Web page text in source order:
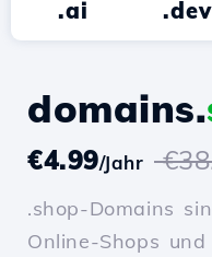
.ai .dev
domains.
€4.99/Jahr
.shop-Domains
Online-Shops